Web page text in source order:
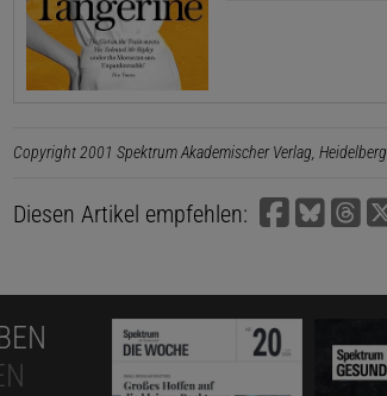
Copyright 2001 Spektrum Akademischer Verlag, Heidelberg
Diesen Artikel empfehlen: